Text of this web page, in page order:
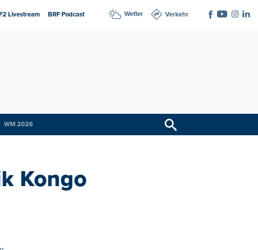
Livestream BRF Podcast Wetter Verkehr
WM 2026
Kongo